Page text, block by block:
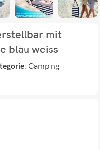
mit
blau weiss
Camping